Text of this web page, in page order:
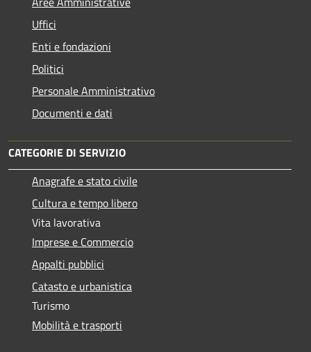
Uffici
Enti e fondazioni
Politici
Personale Amministrativo
Documenti e dati
CATEGORIE DI SERVIZIO
Anagrafe e stato civile
Cultura e tempo libero
Vita lavorativa
Imprese e Commercio
Appalti pubblici
Catasto e urbanistica
Turismo
Mobilità e trasporti